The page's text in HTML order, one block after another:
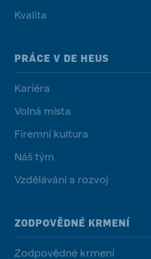
Kvalita
PRÁCE V DE HEUS
Kariéra
Volná místa
Firemní kultura
Náš tým
Vzdělávání a rozvoj
ZODPOVĚDNÉ KRMENÍ
Zodpovědné krmení